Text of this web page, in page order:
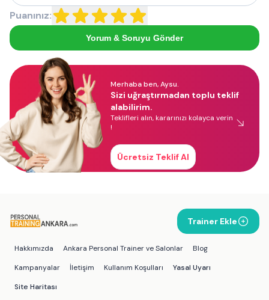
Puanınız:
Yorum & Soruyu Gönder
Merhaba ben, Aysu.
Sizi uğraştırmadan toplu teklif
alabilirim.
Teklifleri alın, kararınızı kolayca verin
!
Ücretsiz Teklif Al
Trainer Ekle
Hakkımızda Ankara Personal Trainer ve Salonlar
Blog
Kampanyalar
İletişim Kullanım Koşulları
Yasal Uyarı
Site Haritası